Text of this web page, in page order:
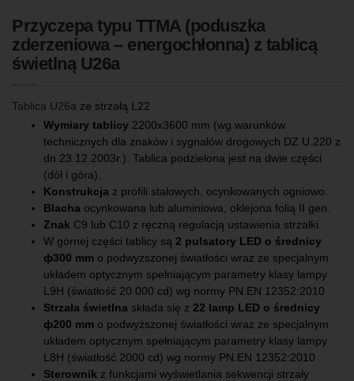
Przyczepa typu TTMA (poduszka
zderzeniowa – energochłonna) z tablicą
świetlną U26a
Tablica U26a ze strzałą L22
Wymiary tablicy 2200x3600 mm (wg warunków
technicznych dla znaków i sygnałów drogowych DZ.U.220 z
dn.23.12.2003r.). Tablica podzielona jest na dwie części
(dół i góra).
Konstrukcja z profili stalowych, ocynkowanych ogniowo.
Blacha ocynkowana lub aluminiowa, oklejona folią II gen.
Znak C9 lub C10 z ręczną regulacją ustawienia strzałki.
W górnej części tablicy są 2 pulsatory LED o średnicy
ф300 mm o podwyższonej światłości wraz ze specjalnym
układem optycznym spełniającym parametry klasy lampy
L9H (światłość 20 000 cd) wg normy PN.EN 12352:2010
Strzała świetlna składa się z 22 lamp LED o średnicy
ф200 mm o podwyższonej światłości wraz ze specjalnym
układem optycznym spełniającym parametry klasy lampy
L8H (światłość 2000 cd) wg normy PN.EN 12352:2010
Sterownik z funkcjami wyświetlania sekwencji strzały